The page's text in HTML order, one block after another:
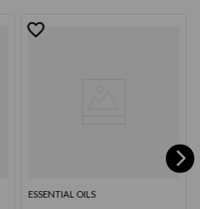
ESSENTIAL OILS